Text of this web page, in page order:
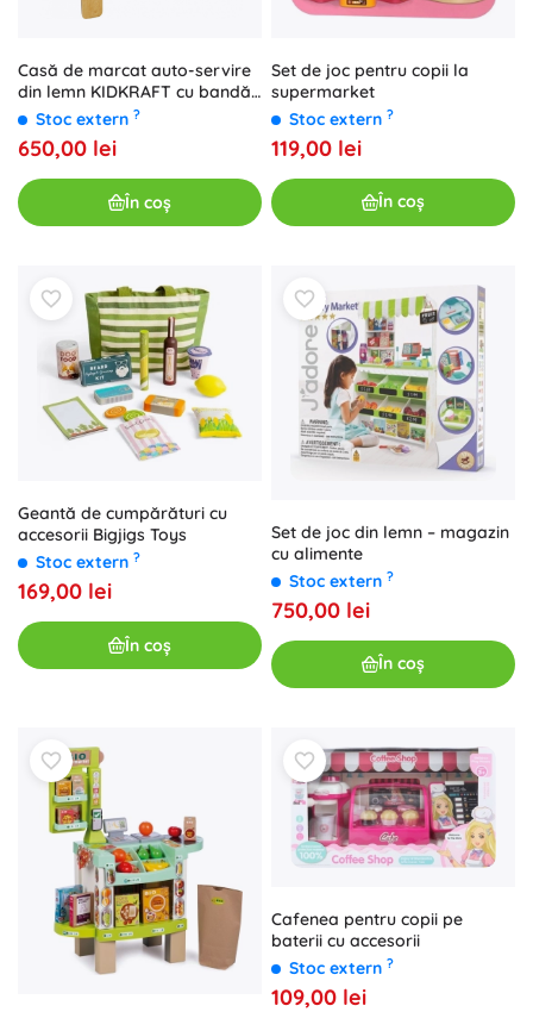
Casă de marcat auto-servire
din lemn KIDKRAFT cu bandă
transportoare mobilă
Stoc extern ?
650,00 lei
În coș
Set de joc pentru copii la
supermarket
Stoc extern ?
119,00 lei
În coș
Geantă de cumpărături cu
accesorii Bigjigs Toys
Stoc extern ?
169,00 lei
În coș
Set de joc din lemn – magazin
cu alimente
Stoc extern ?
750,00 lei
În coș
Cafenea pentru copii pe
baterii cu accesorii
Stoc extern ?
109,00 lei